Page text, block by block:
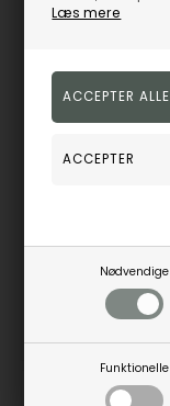
Læs mere
Nødvendige
Funktionelle
BNH